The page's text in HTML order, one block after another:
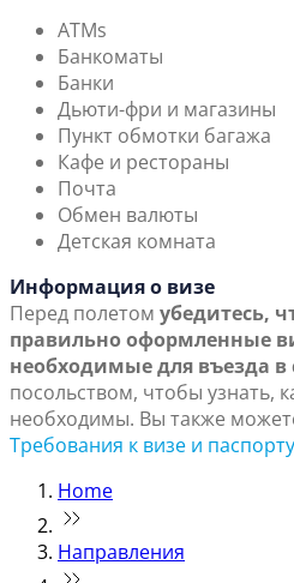
ATMs
Банкоматы
Банки
Дьюти-фри и магазины
Пункт обмотки багажа
Кафе и рестораны
Почта
Обмен валюты
Детская комната
Информация о визе
Перед полетом убедитесь,
правильно оформленные
необходимые для въезда в
посольством, чтобы узнать,
необходимы. Вы также
Требования к визе и паспорту
Home
Направления